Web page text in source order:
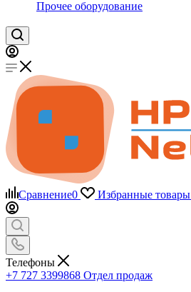
Прочее оборудование
Сравнение0 Избранные товары
Телефоны
+7 727 3399868 Отдел продаж